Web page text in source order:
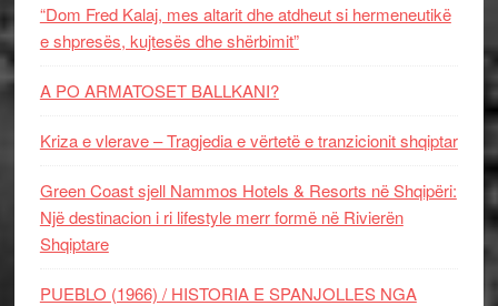
“Dom Fred Kalaj, mes altarit dhe atdheut si hermeneutikë
e shpresës, kujtesës dhe shërbimit”
A PO ARMATOSET BALLKANI?
Kriza e vlerave – Tragjedia e vërtetë e tranzicionit shqiptar
Green Coast sjell Nammos Hotels & Resorts në Shqipëri:
Një destinacion i ri lifestyle merr formë në Rivierën
Shqiptare
PUEBLO (1966) / HISTORIA E SPANJOLLES NGA